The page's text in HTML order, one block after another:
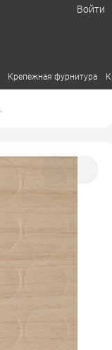
Войти
Крепежная фурнитура